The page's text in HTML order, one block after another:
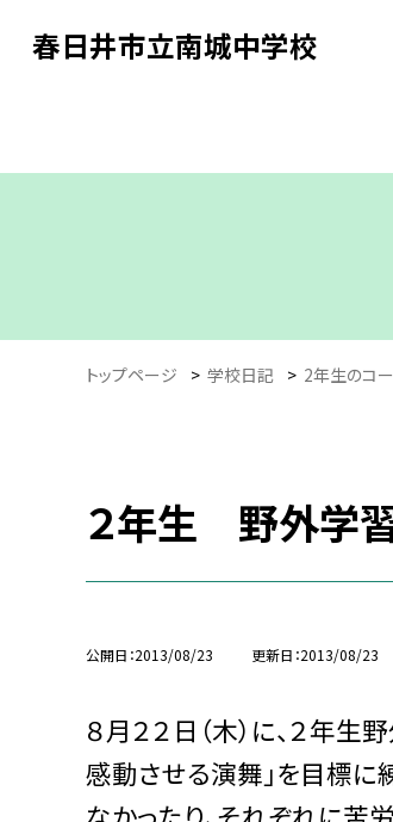
春日井市立南城中学校
トップページ > 学校日記 > 2年生のコ
２年生 野外学
公開日 2013/08/23 更新日 2013/08/23
８月２２日（木）に、２年
感動させる演舞」を目標に